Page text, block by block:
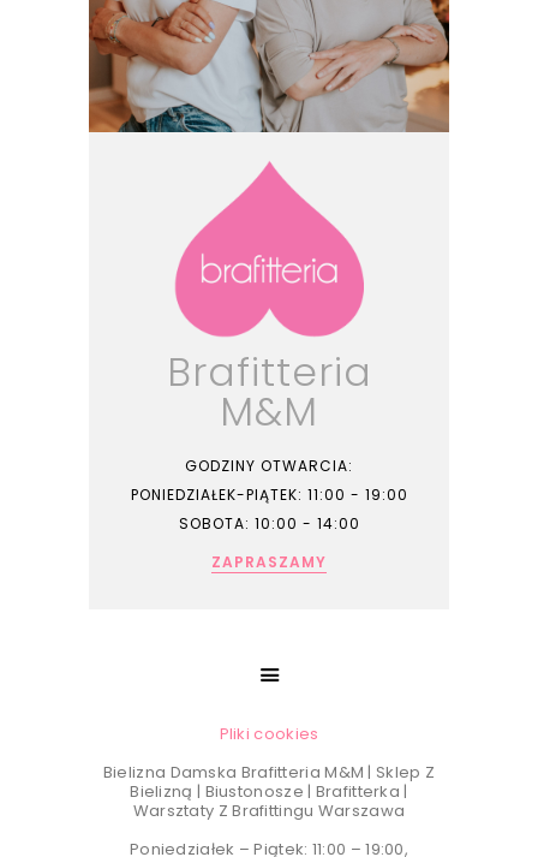
Brafitteria
M&M
GODZINY OTWARCIA:
PONIEDZIAŁEK-PIĄTEK: 11:00 - 19:00
SOBOTA: 10:00 - 14:00
ZAPRASZAMY
Pliki cookies
Bielizna Damska Brafitteria M&M | Sklep Z
Bielizną | Biustonosze | Brafitterka |
Warsztaty Z Brafittingu Warszawa
Poniedziałek – Piątek: 11:00 – 19:00,